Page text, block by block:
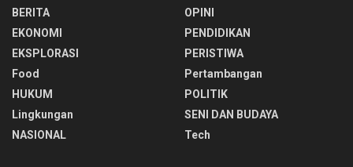
BERITA
EKONOMI
EKSPLORASI
Food
HUKUM
Lingkungan
NASIONAL
OPINI
PENDIDIKAN
PERISTIWA
Pertambangan
POLITIK
SENI DAN BUDAYA
Tech